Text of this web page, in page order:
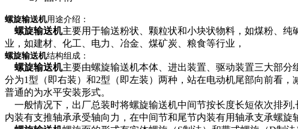
螺旋输送机用途介绍：
螺旋输送机主要用于输送粉状、颗粒状和小块状物料，如煤粉、
业，如建材、化工、电力、冶金、煤矿炭、粮食等行业，
螺旋输送机结构组成：
螺旋输送机主要由螺旋输送机本体、进出装置、驱动装置三大部
分为1型（即右装）和2型（即左装）两种，站在电动机尾部向前看
普通的为水平安装形式。
一般情况下，出厂总装时将螺旋输送机中间节按长度长短依次排
内装有支推轴承承受轴向力，在中间节和尾节内装有用轴承支承螺